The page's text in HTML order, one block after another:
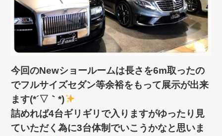
今回のNewショールームは長さを6m取ったの
でフルサイズセダン等余裕をもって展示が出来
ます(*´▽｀*)
詰めれば4台ギリギリで入りますがゆったり見
ていただく為に3台体制でいこうかなと思いま